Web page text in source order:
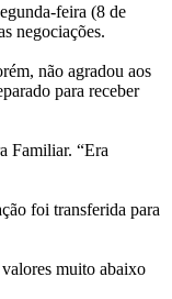
feira (8 de
negociações.
não agradou aos
para receber
Familiar. “Era
foi transferida para
muito abaixo